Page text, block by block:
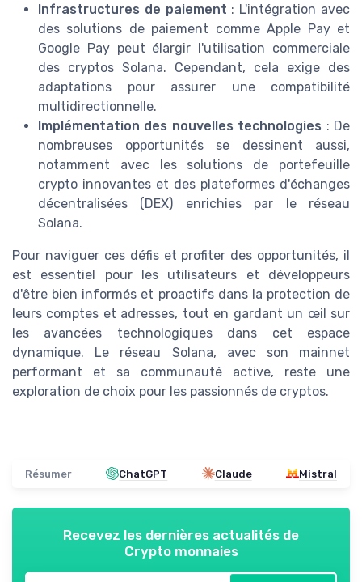
Infrastructures de paiement : L'intégration avec
des solutions de paiement comme Apple Pay et
Google Pay peut élargir l'utilisation commerciale
des cryptos Solana. Cependant, cela exige des
adaptations pour assurer une compatibilité
multidirectionnelle.
Implémentation des nouvelles technologies : De
nombreuses opportunités se dessinent aussi,
notamment avec les solutions de portefeuille
crypto innovantes et des plateformes d'échanges
décentralisées (DEX) enrichies par le réseau
Solana.
Pour naviguer ces défis et profiter des opportunités, il
est essentiel pour les utilisateurs et développeurs
d'être bien informés et proactifs dans la protection de
leurs comptes et adresses, tout en gardant un œil sur
les avancées technologiques dans cet espace
dynamique. Le réseau Solana, avec son mainnet
performant et sa communauté active, reste une
exploration de choix pour les passionnés de cryptos.
Résumer ChatGPT Claude Mistral
Recevez les dernières actualités de
Crypto monnaies